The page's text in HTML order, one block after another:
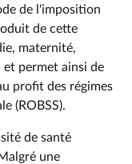
de l'imposition
de cette
maternité,
et permet ainsi de
profit des régimes
(ROBSS).
de santé
une